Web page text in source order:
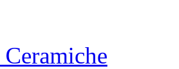
Ceramiche